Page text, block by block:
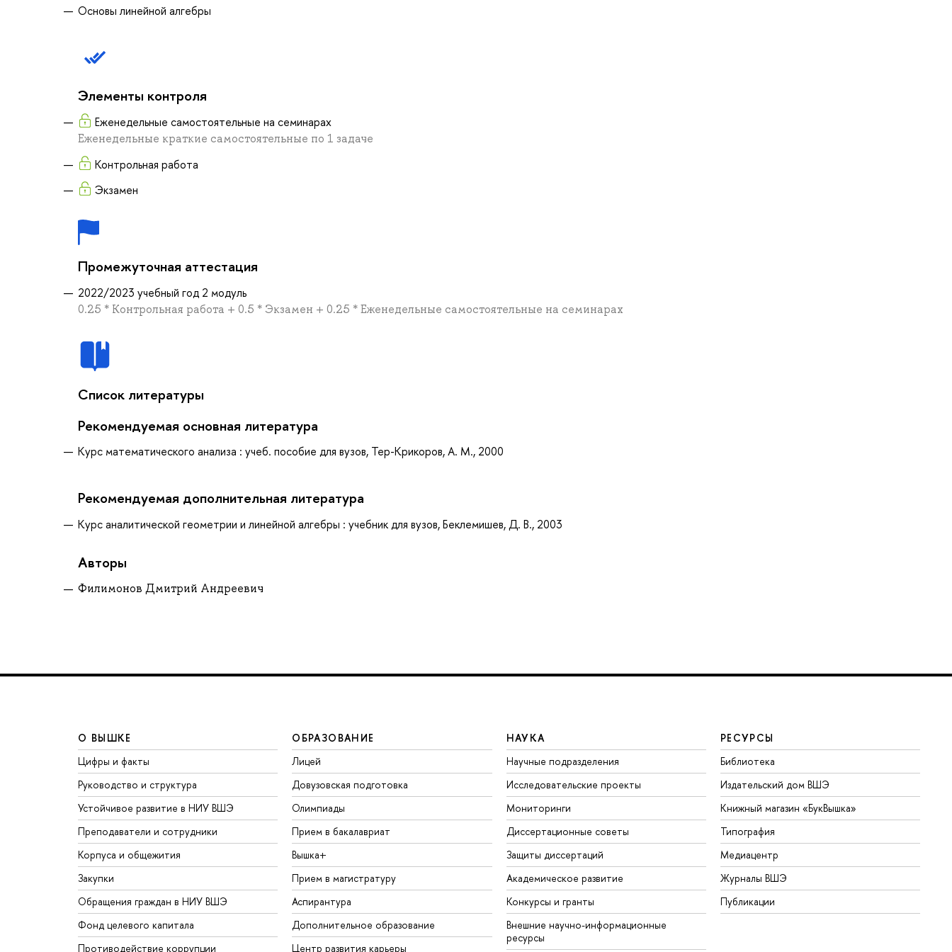
Основы линейной алгебры
Элементы контроля
Еженедельные самостоятельные на семинарах
Еженедельные краткие самостоятельные по 1 задаче
Контрольная работа
Экзамен
Промежуточная аттестация
2022/2023 учебный год 2 модуль
0.25 * Контрольная работа + 0.5 * Экзамен + 0.25 * Еженедельные самостоятельные на семинарах
Список литературы
Рекомендуемая основная литература
Курс математического анализа : учеб. пособие для вузов, Тер-Крикоров, А. М., 2000
Рекомендуемая дополнительная литература
Курс аналитической геометрии и линейной алгебры : учебник для вузов, Беклемишев, Д. В., 2003
Авторы
Филимонов Дмитрий Андреевич
О ВЫШКЕ
Цифры и факты
Руководство и структура
Устойчивое развитие в НИУ ВШЭ
Преподаватели и сотрудники
Корпуса и общежития
Закупки
Обращения граждан в НИУ ВШЭ
Фонд целевого капитала
Противодействие коррупции
ОБРАЗОВАНИЕ
Лицей
Довузовская подготовка
Олимпиады
Прием в бакалавриат
Вышка+
Прием в магистратуру
Аспирантура
Дополнительное образование
Центр развития карьеры
НАУКА
Научные подразделения
Исследовательские проекты
Мониторинги
Диссертационные советы
Защиты диссертаций
Академическое развитие
Конкурсы и гранты
Внешние научно-информационные
ресурсы
РЕСУРСЫ
Библиотека
Издательский дом ВШЭ
Книжный магазин «БукВышка»
Типография
Медиацентр
Журналы ВШЭ
Публикации